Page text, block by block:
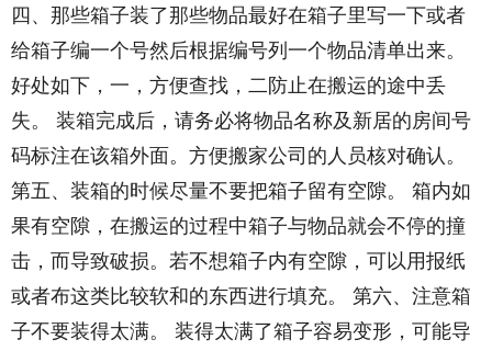
四、那些箱子装了那些物品最好在箱子里写一下或者
给箱子编一个号然后根据编号列一个物品清单出来。
好处如下，一，方便查找，二防止在搬运的途中丢
失。 装箱完成后，请务必将物品名称及新居的房间号
码标注在该箱外面。方便搬家公司的人员核对确认。
第五、装箱的时候尽量不要把箱子留有空隙。 箱内如
果有空隙，在搬运的过程中箱子与物品就会不停的撞
击，而导致破损。若不想箱子内有空隙，可以用报纸
或者布这类比较软和的东西进行填充。 第六、注意箱
子不要装得太满。 装得太满了箱子容易变形，可能导